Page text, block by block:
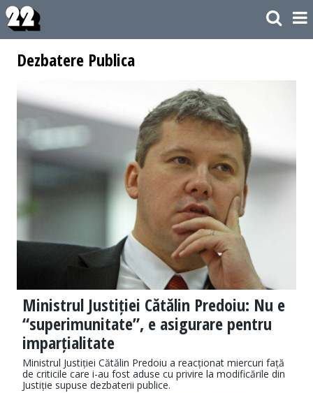
Dezbatere Publica
Ministrul Justiției Cătălin Predoiu: Nu e
“superimunitate”, e asigurare pentru
imparțialitate
Ministrul Justiției Cătălin Predoiu a reacționat miercuri față
de criticile care i-au fost aduse cu privire la modificările din
Justiție supuse dezbaterii publice.